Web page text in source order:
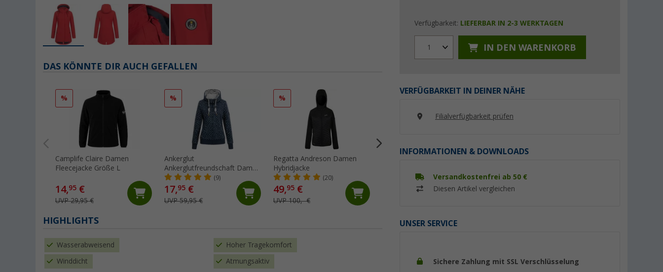
Verfügbarkeit: LIEFERBAR IN 2-3 WERKTAGEN
1 IN DEN WARENKORB
VERFÜGBARKEIT IN DEINER NÄHE
Filialverfügbarkeit prüfen
INFORMATIONEN & DOWNLOADS
Versandkostenfrei ab 50 €
Diesen Artikel vergleichen
UNSER SERVICE
Sichere Zahlung mit SSL Verschlüsselung
DAS KÖNNTE DIR AUCH GEFALLEN
%
Camplife Claire Damen
Fleecejacke Größe L
14,95 €
UVP 29,95 €
%
Ankerglut
Ankerglutfreundschaft Damen
Sweatjacke
(9)
17,95 €
UVP 59,95 €
%
Regatta Andreson Damen
Hybridjacke
(20)
49,95 €
UVP 100,- €
(13)
29,95€
HIGHLIGHTS
Wasserabweisend Hoher Tragekomfort
Winddicht Atmungsaktiv